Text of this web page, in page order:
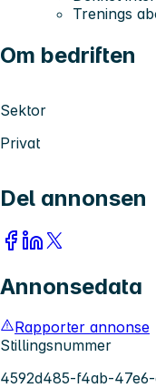
Trenings
Om bedriften
Sektor
Privat
Del annonsen
Annonsedata
Rapporter annonse
Stillingsnummer
4592d485-f4ab-